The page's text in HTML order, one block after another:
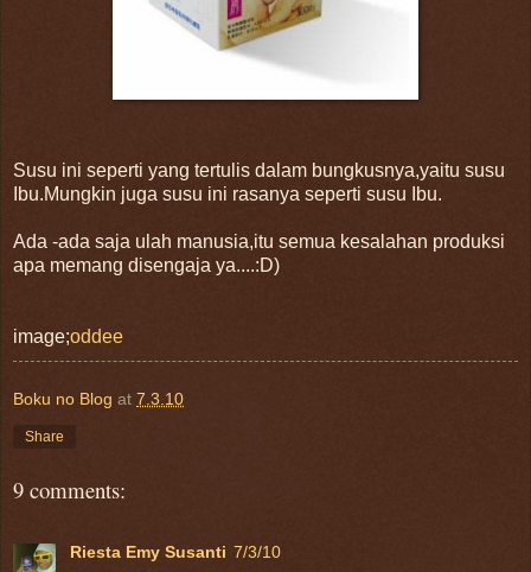
Susu ini seperti yang tertulis dalam bungkusnya,yaitu susu
Ibu.Mungkin juga susu ini rasanya seperti susu Ibu.
Ada -ada saja ulah manusia,itu semua kesalahan produksi
apa memang disengaja ya....:D)
image;oddee
Boku no Blog at 7.3.10
Share
9 comments:
Riesta Emy Susanti 7/3/10